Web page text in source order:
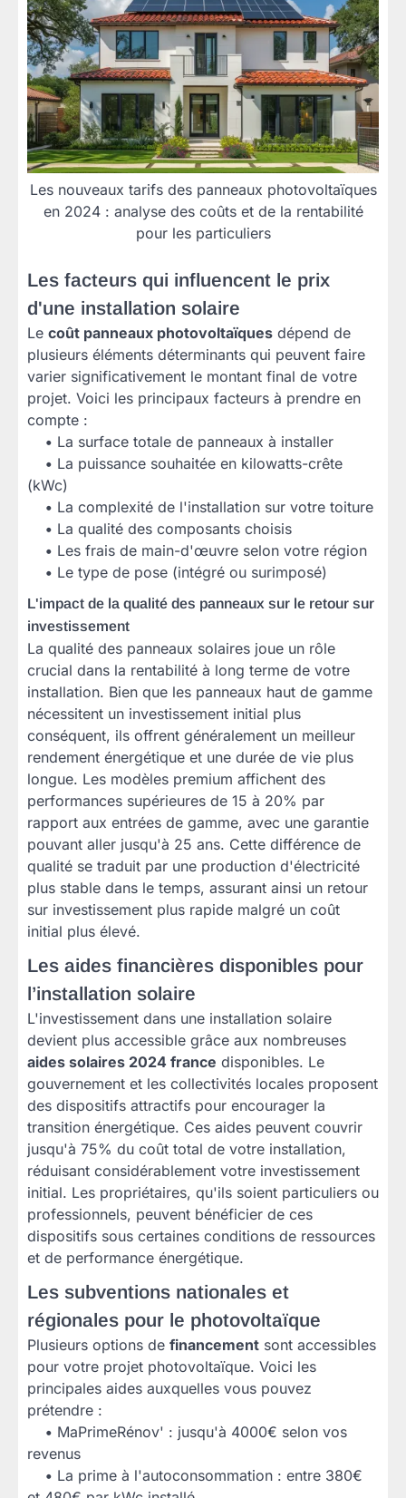
Les nouveaux tarifs des panneaux photovoltaïques
en 2024 : analyse des coûts et de la rentabilité
pour les particuliers
Les facteurs qui influencent le prix
d'une installation solaire
Le coût panneaux photovoltaïques dépend de
plusieurs éléments déterminants qui peuvent faire
varier significativement le montant final de votre
projet. Voici les principaux facteurs à prendre en
compte :
• La surface totale de panneaux à installer
• La puissance souhaitée en kilowatts-crête
(kWc)
• La complexité de l'installation sur votre toiture
• La qualité des composants choisis
• Les frais de main-d'œuvre selon votre région
• Le type de pose (intégré ou surimposé)
L'impact de la qualité des panneaux sur le retour sur
investissement
La qualité des panneaux solaires joue un rôle
crucial dans la rentabilité à long terme de votre
installation. Bien que les panneaux haut de gamme
nécessitent un investissement initial plus
conséquent, ils offrent généralement un meilleur
rendement énergétique et une durée de vie plus
longue. Les modèles premium affichent des
performances supérieures de 15 à 20% par
rapport aux entrées de gamme, avec une garantie
pouvant aller jusqu'à 25 ans. Cette différence de
qualité se traduit par une production d'électricité
plus stable dans le temps, assurant ainsi un retour
sur investissement plus rapide malgré un coût
initial plus élevé.
Les aides financières disponibles pour
l’installation solaire
L'investissement dans une installation solaire
devient plus accessible grâce aux nombreuses
aides solaires 2024 france disponibles. Le
gouvernement et les collectivités locales proposent
des dispositifs attractifs pour encourager la
transition énergétique. Ces aides peuvent couvrir
jusqu'à 75% du coût total de votre installation,
réduisant considérablement votre investissement
initial. Les propriétaires, qu'ils soient particuliers ou
professionnels, peuvent bénéficier de ces
dispositifs sous certaines conditions de ressources
et de performance énergétique.
Les subventions nationales et
régionales pour le photovoltaïque
Plusieurs options de financement sont accessibles
pour votre projet photovoltaïque. Voici les
principales aides auxquelles vous pouvez
prétendre :
• MaPrimeRénov' : jusqu'à 4000€ selon vos
revenus
• La prime à l'autoconsommation : entre 380€